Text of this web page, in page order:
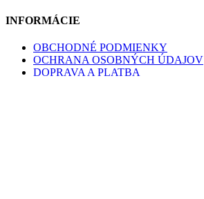
INFORMÁCIE
OBCHODNÉ PODMIENKY
OCHRANA OSOBNÝCH ÚDAJOV
DOPRAVA A PLATBA